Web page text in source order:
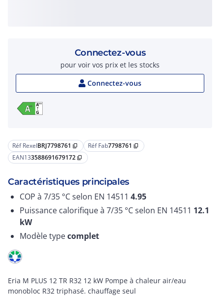
Réf RexelBRJ7798761 content_copy Réf Fab7798761 content_copy
EAN133588691679172 content_copy
Caractéristiques principales
COP à 7/35 °C selon EN 14511 4.95
Puissance calorifique à 7/35 °C selon EN 14511 12.1
kW
Modèle typecomplet
Eria M PLUS 12 TR R32 12 kW Pompe à chaleur air/eau
monobloc R32 triphasé. chauffage seul
Connectez-vous
pour voir vos prix et les stocks
Connectez-vous